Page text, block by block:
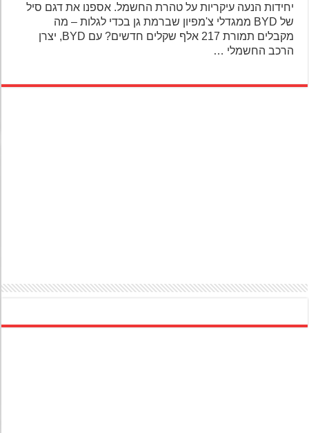
יחידות הנעה עיקריות על טהרת החשמל. אספנו את דגם סיל
של BYD ממגדלי צ'מפיון שברמת גן בכדי לגלות – מה
מקבלים תמורת 217 אלף שקלים חדשים? עם BYD, יצרן
הרכב החשמלי …